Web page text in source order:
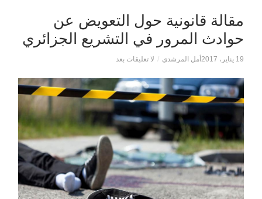
مقالة قانونية حول التعويض عن
حوادث المرور في التشريع الجزائري
19 يناير، 2017 أمل المرشدي / لا تعليقات بعد